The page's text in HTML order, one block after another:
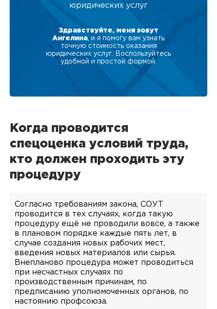
юридических услуг
Здравствуйте, меня зовут
Ангелина , и я помогу вам узнать
точную стоимость оказания
юридических услуг. Воспользуйтесь
удобной и простой формой.
Когда проводится
спецоценка условий труда,
кто должен проходить эту
процедуру
Согласно требованиям закона, СОУТ
проводится в тех случаях, когда такую
процедуру ещё не проводили вовсе, а также
в плановом порядке каждые пять лет, в
случае создания новых рабочих мест,
введения новых материалов или сырья.
Внепланово процедура может проводиться
при несчастных случаях по
производственным причинам, по
предписанию уполномоченных органов, по
настоянию профсоюза.